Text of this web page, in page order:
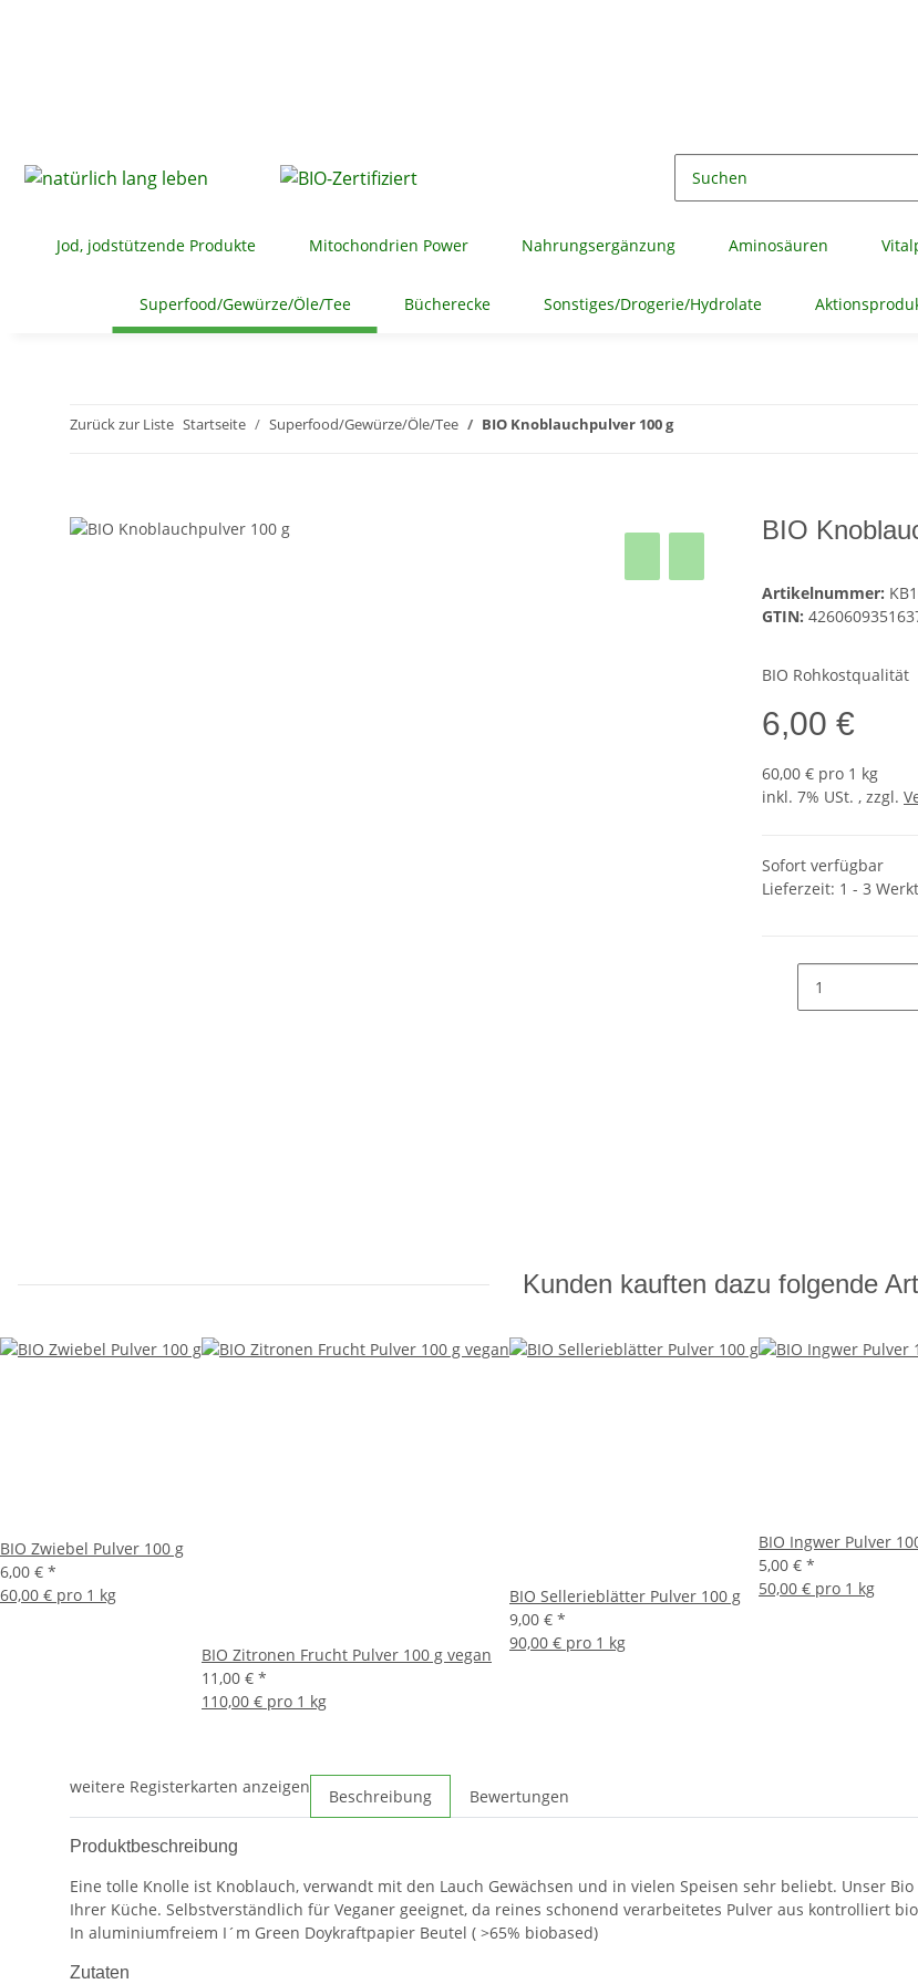
Jod, jodstützende Produkte Mitochondrien Power Nahrungsergänzung Aminosäuren
Superfood/Gewürze/Öle/Tee Bücherecke Sonstiges/Drogerie/Hydrolate
Zurück zur Liste Startseite Superfood/Gewürze/Öle/Tee BIO Knoblauchpulver 100 g
BIO
Artikelnummer:
GTIN:
BIO Rohkostqualität
6,00 €
60,00 € pro 1 kg
inkl. 7% USt. , zzgl.
Sofort verfügbar
Lieferzeit: 1 - 3
Kunden kauften dazu folgende
BIO Zwiebel Pulver 100 g
6,00 € *
60,00 € pro 1 kg
BIO Zitronen Frucht Pulver 100 g vegan
11,00 € *
110,00 € pro 1 kg
BIO Sellerieblätter Pulver 100 g
9,00 € *
90,00 € pro 1 kg
BIO Ingwer Pulver
5,00 € *
50,00 € pro 1 kg
weitere Registerkarten anzeigen Beschreibung Bewertungen
Produktbeschreibung
Eine tolle Knolle ist Knoblauch, verwandt mit den Lauch Gewächsen und in vielen Speisen sehr beliebt. Unser
Ihrer Küche. Selbstverständlich für Veganer geeignet, da reines schonend verarbeitetes Pulver aus kontrolliert
In aluminiumfreiem I´m Green Doykraftpapier Beutel ( >65% biobased)
Zutaten